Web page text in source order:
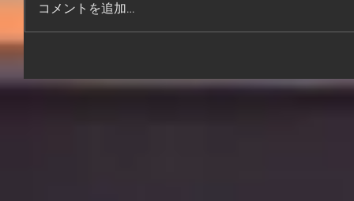
コメントを追加…